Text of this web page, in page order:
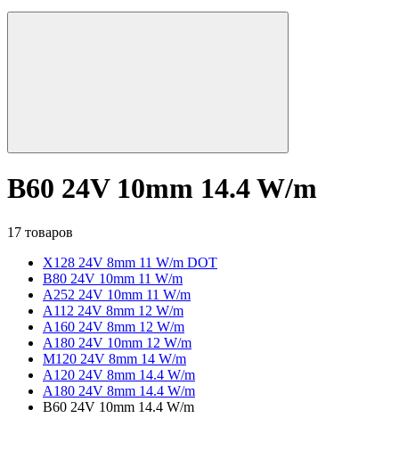
B60 24V 10mm 14.4 W/m
17 товаров
X128 24V 8mm 11 W/m DOT
B80 24V 10mm 11 W/m
A252 24V 10mm 11 W/m
A112 24V 8mm 12 W/m
A160 24V 8mm 12 W/m
A180 24V 10mm 12 W/m
M120 24V 8mm 14 W/m
A120 24V 8mm 14.4 W/m
A180 24V 8mm 14.4 W/m
B60 24V 10mm 14.4 W/m